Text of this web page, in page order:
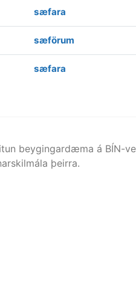
sæfara
sæförum
sæfara
beygingardæma á BÍN-
þeirra.